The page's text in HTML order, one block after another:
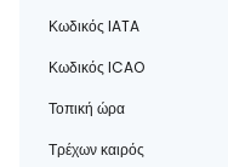
Κωδικός IATA
Κωδικός ICAO
Τοπική ώρα
Τρέχων καιρός